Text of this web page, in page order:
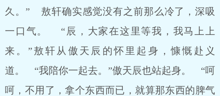
久。” 敖轩确实感觉没有之前那么冷了，深吸
一口气。 “辰，大家在这里等我，我马上上
来。”敖轩从傲天辰的怀里起身，慷慨赴义
道。 “我陪你一起去。”傲天辰也站起身。 “呵
呵，不用了，拿个东西而已，就算那东西的脾气